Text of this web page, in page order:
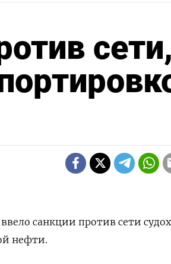
сети,
санкции против сети
нефти.